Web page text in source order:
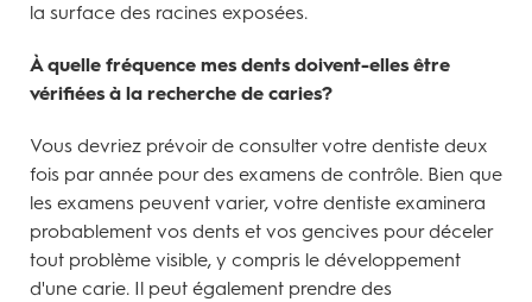
la surface des racines exposées.
À quelle fréquence mes dents doivent-elles être
vérifiées à la recherche de caries?
Vous devriez prévoir de consulter votre dentiste deux
fois par année pour des examens de contrôle. Bien que
les examens peuvent varier, votre dentiste examinera
probablement vos dents et vos gencives pour déceler
tout problème visible, y compris le développement
d'une carie. Il peut également prendre des